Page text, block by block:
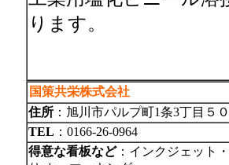
ります。
国策共栄株式会社
住所 ：旭川市パルプ町1条3丁目５
TEL ：0166-26-0964
得意な看板など：インクジェット